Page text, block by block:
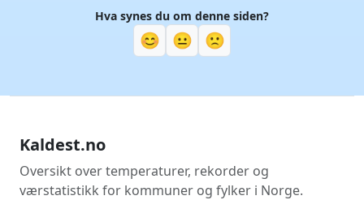
Hva synes du om denne siden?
😊 😐 🙁
Kaldest.no
Oversikt over temperaturer, rekorder og
værstatistikk for kommuner og fylker i Norge.